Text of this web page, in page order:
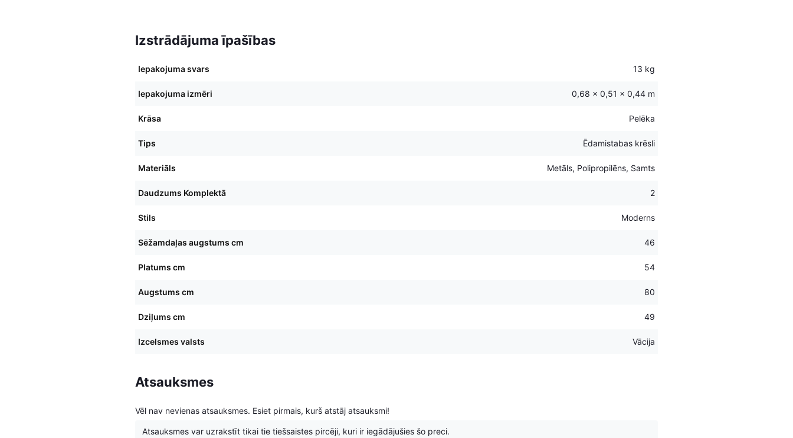
Izstrādājuma īpašības
Iepakojuma svars 13 kg
Iepakojuma izmēri 0,68 × 0,51 × 0,44 m
Krāsa Pelēka
Tips Ēdamistabas krēsli
Materiāls Metāls, Polipropilēns, Samts
Daudzums Komplektā 2
Stils Moderns
Sēžamdaļas augstums cm 46
Platums cm 54
Augstums cm 80
Dziļums cm 49
Izcelsmes valsts Vācija
Atsauksmes
Vēl nav nevienas atsauksmes. Esiet pirmais, kurš atstāj atsauksmi!
Atsauksmes var uzrakstīt tikai tie tiešsaistes pircēji, kuri ir iegādājušies šo preci.